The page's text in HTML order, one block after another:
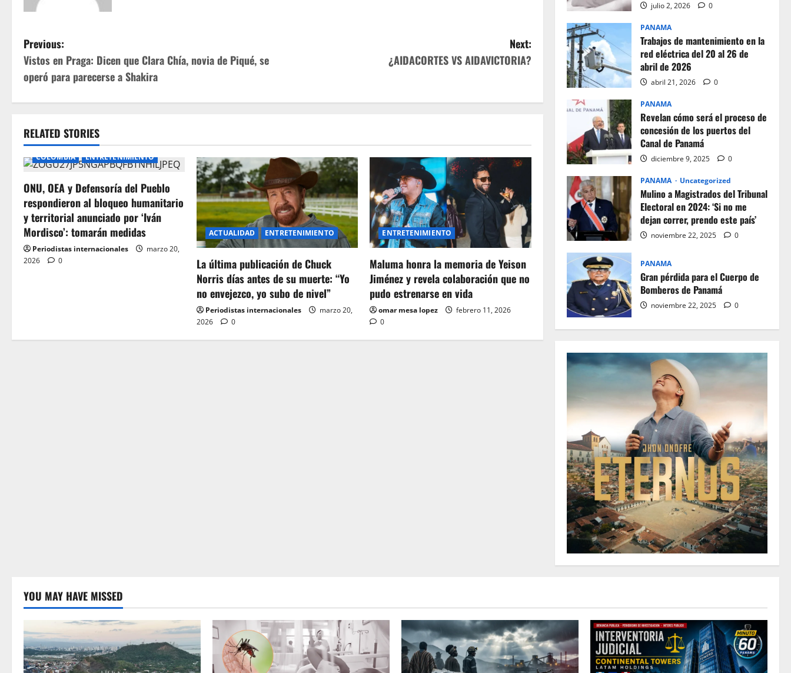
P
o
s
n
a
v
i
g
a
o
Previous:
Vistos en Praga: Dicen que Clara Chía, novia de Piqué, se
operó para parecerse a Shakira
Next:
¿AIDACORTES VS AIDAVICTORIA?
RELATED STORIES
COLOMBIA ENTRETENIMIENTO
ONU, OEA y Defensoría del Pueblo
respondieron al bloqueo humanitario
y territorial anunciado por ‘Iván
Mordisco’: tomarán medidas
Periodistas internacionales
marzo 20,
2026
0
ACTUALIDAD ENTRETENIMIENTO
La última publicación de Chuck
Norris días antes de su muerte: “Yo
no envejezco, yo subo de nivel”
Periodistas internacionales
marzo 20,
2026
0
ENTRETENIMIENTO
Maluma honra la memoria de Yeison
Jiménez y revela colaboración que no
pudo estrenarse en vida
omar mesa lopez
febrero 11, 2026
0
julio 2, 2026 0
PANAMA
Trabajos de mantenimiento en la
red eléctrica del 20 al 26 de
abril de 2026
abril 21, 2026 0
PANAMA
Revelan cómo será el proceso de
concesión de los puertos del
Canal de Panamá
diciembre 9, 2025 0
PANAMA Uncategorized
Mulino a Magistrados del Tribunal
Electoral en 2024: ‘Si no me
dejan correr, prendo este país’
noviembre 22, 2025 0
PANAMA
Gran pérdida para el Cuerpo de
Bomberos de Panamá
noviembre 22, 2025 0
YOU MAY HAVE MISSED